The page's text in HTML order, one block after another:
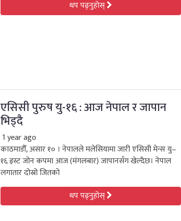
थप पढ्नुहोस्
एसिसी पुरुष यु-१६ : आज नेपाल र जापान
भिड्दै
1 year ago
काठमाडौँ, असार १० । नेपालले मलेसियामा जारी एसिसी मेन्स यु–
१६ इस्ट जोन कपमा आज (मंगलबार) जापानसँग खेल्दैछ। नेपाल
लगातार दोस्रो जितको
थप पढ्नुहोस्